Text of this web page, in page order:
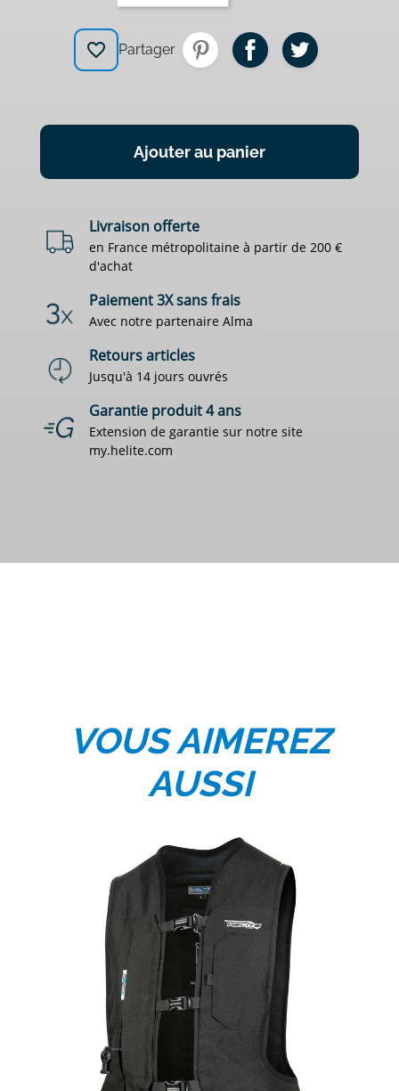
favorite_border Partager
Ajouter au panier
Livraison offerte
en France métropolitaine à partir de 200 €
d'achat
Paiement 3X sans frais
Avec notre partenaire Alma
Retours articles
Jusqu'à 14 jours ouvrés
Garantie produit 4 ans
Extension de garantie sur notre site
my.helite.com
VOUS AIMEREZ
AUSSI